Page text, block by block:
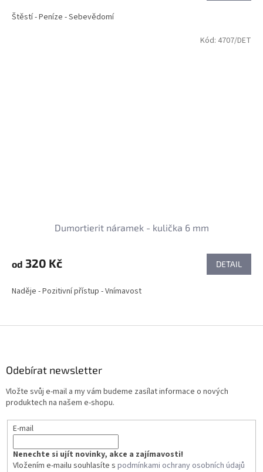
Štěstí - Peníze - Sebevědomí
Dumortierit náramek - kulička 6 mm
od 320 Kč DETAIL
Naděje - Pozitivní přístup - Vnímavost
Kód: 4707/DET
Odebírat newsletter
Vložte svůj e-mail a my vám budeme zasílat informace o nových
produktech na našem e-shopu.
E-mail
Nenechte si ujít novinky, akce a zajímavosti!
Vložením e-mailu souhlasíte s podmínkami ochrany osobních údajů